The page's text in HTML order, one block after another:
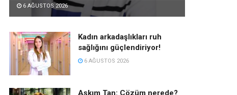
6 AĞUSTOS 2026
Kadın arkadaşlıkları ruh
sağlığını güçlendiriyor!
6 AĞUSTOS 2026
Aşkım Tan: Çözüm nerede?